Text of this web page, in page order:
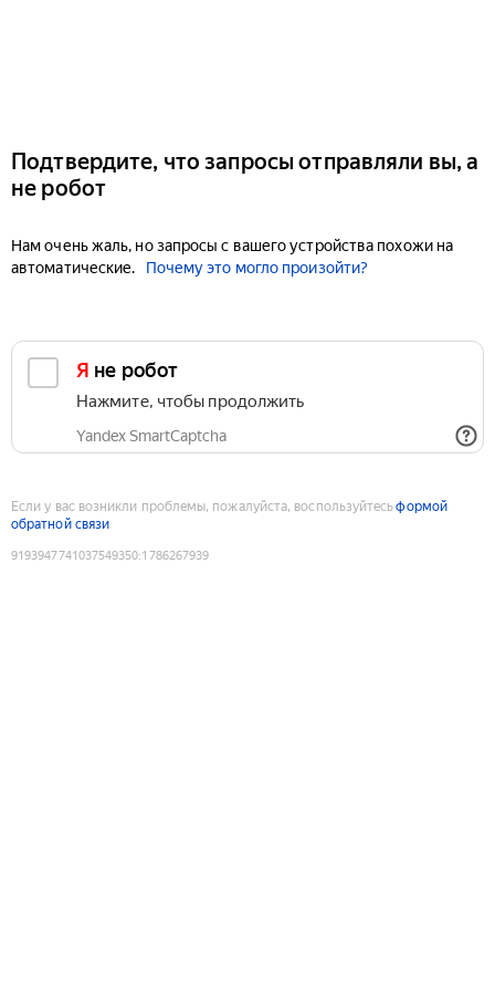
Подтвердите, что запросы отправляли вы, а
не робот
Нам очень жаль, но запросы с вашего устройства похожи на
автоматические.
Почему это могло произойти?
Я не робот
Нажмите, чтобы продолжить
Yandex SmartCaptcha
Если у вас возникли проблемы, пожалуйста, воспользуйтесьформой
обратной связи
9193947741037549350:1786267939